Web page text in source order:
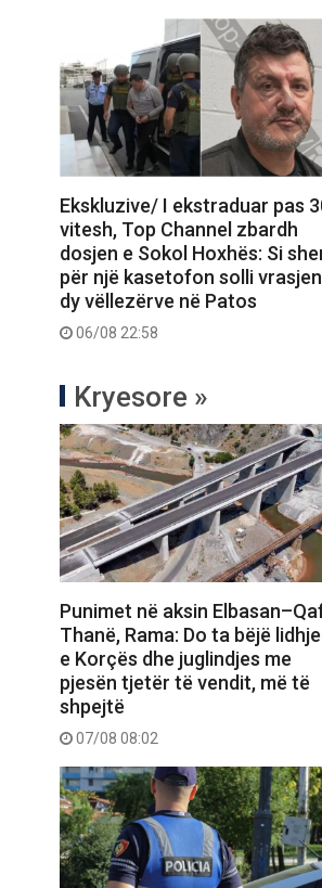
Ekskluzive/ I ekstraduar pas
vitesh, Top Channel zbardh
dosjen e Sokol Hoxhës: Si
për një kasetofon solli
dy vëllezërve në Patos
06/08 22:58
Kryesore »
Punimet në aksin
Thanë, Rama: Do ta bëjë
e Korçës dhe juglindjes me
pjesën tjetër të vendit, më të
shpejtë
07/08 08:02